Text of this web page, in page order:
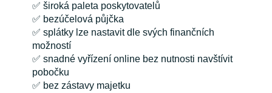
✅ široká paleta poskytovatelů
✅ bezúčelová půjčka
✅ splátky lze nastavit dle svých finančních
možností
✅ snadné vyřízení online bez nutnosti navštívit
pobočku
✅ bez zástavy majetku